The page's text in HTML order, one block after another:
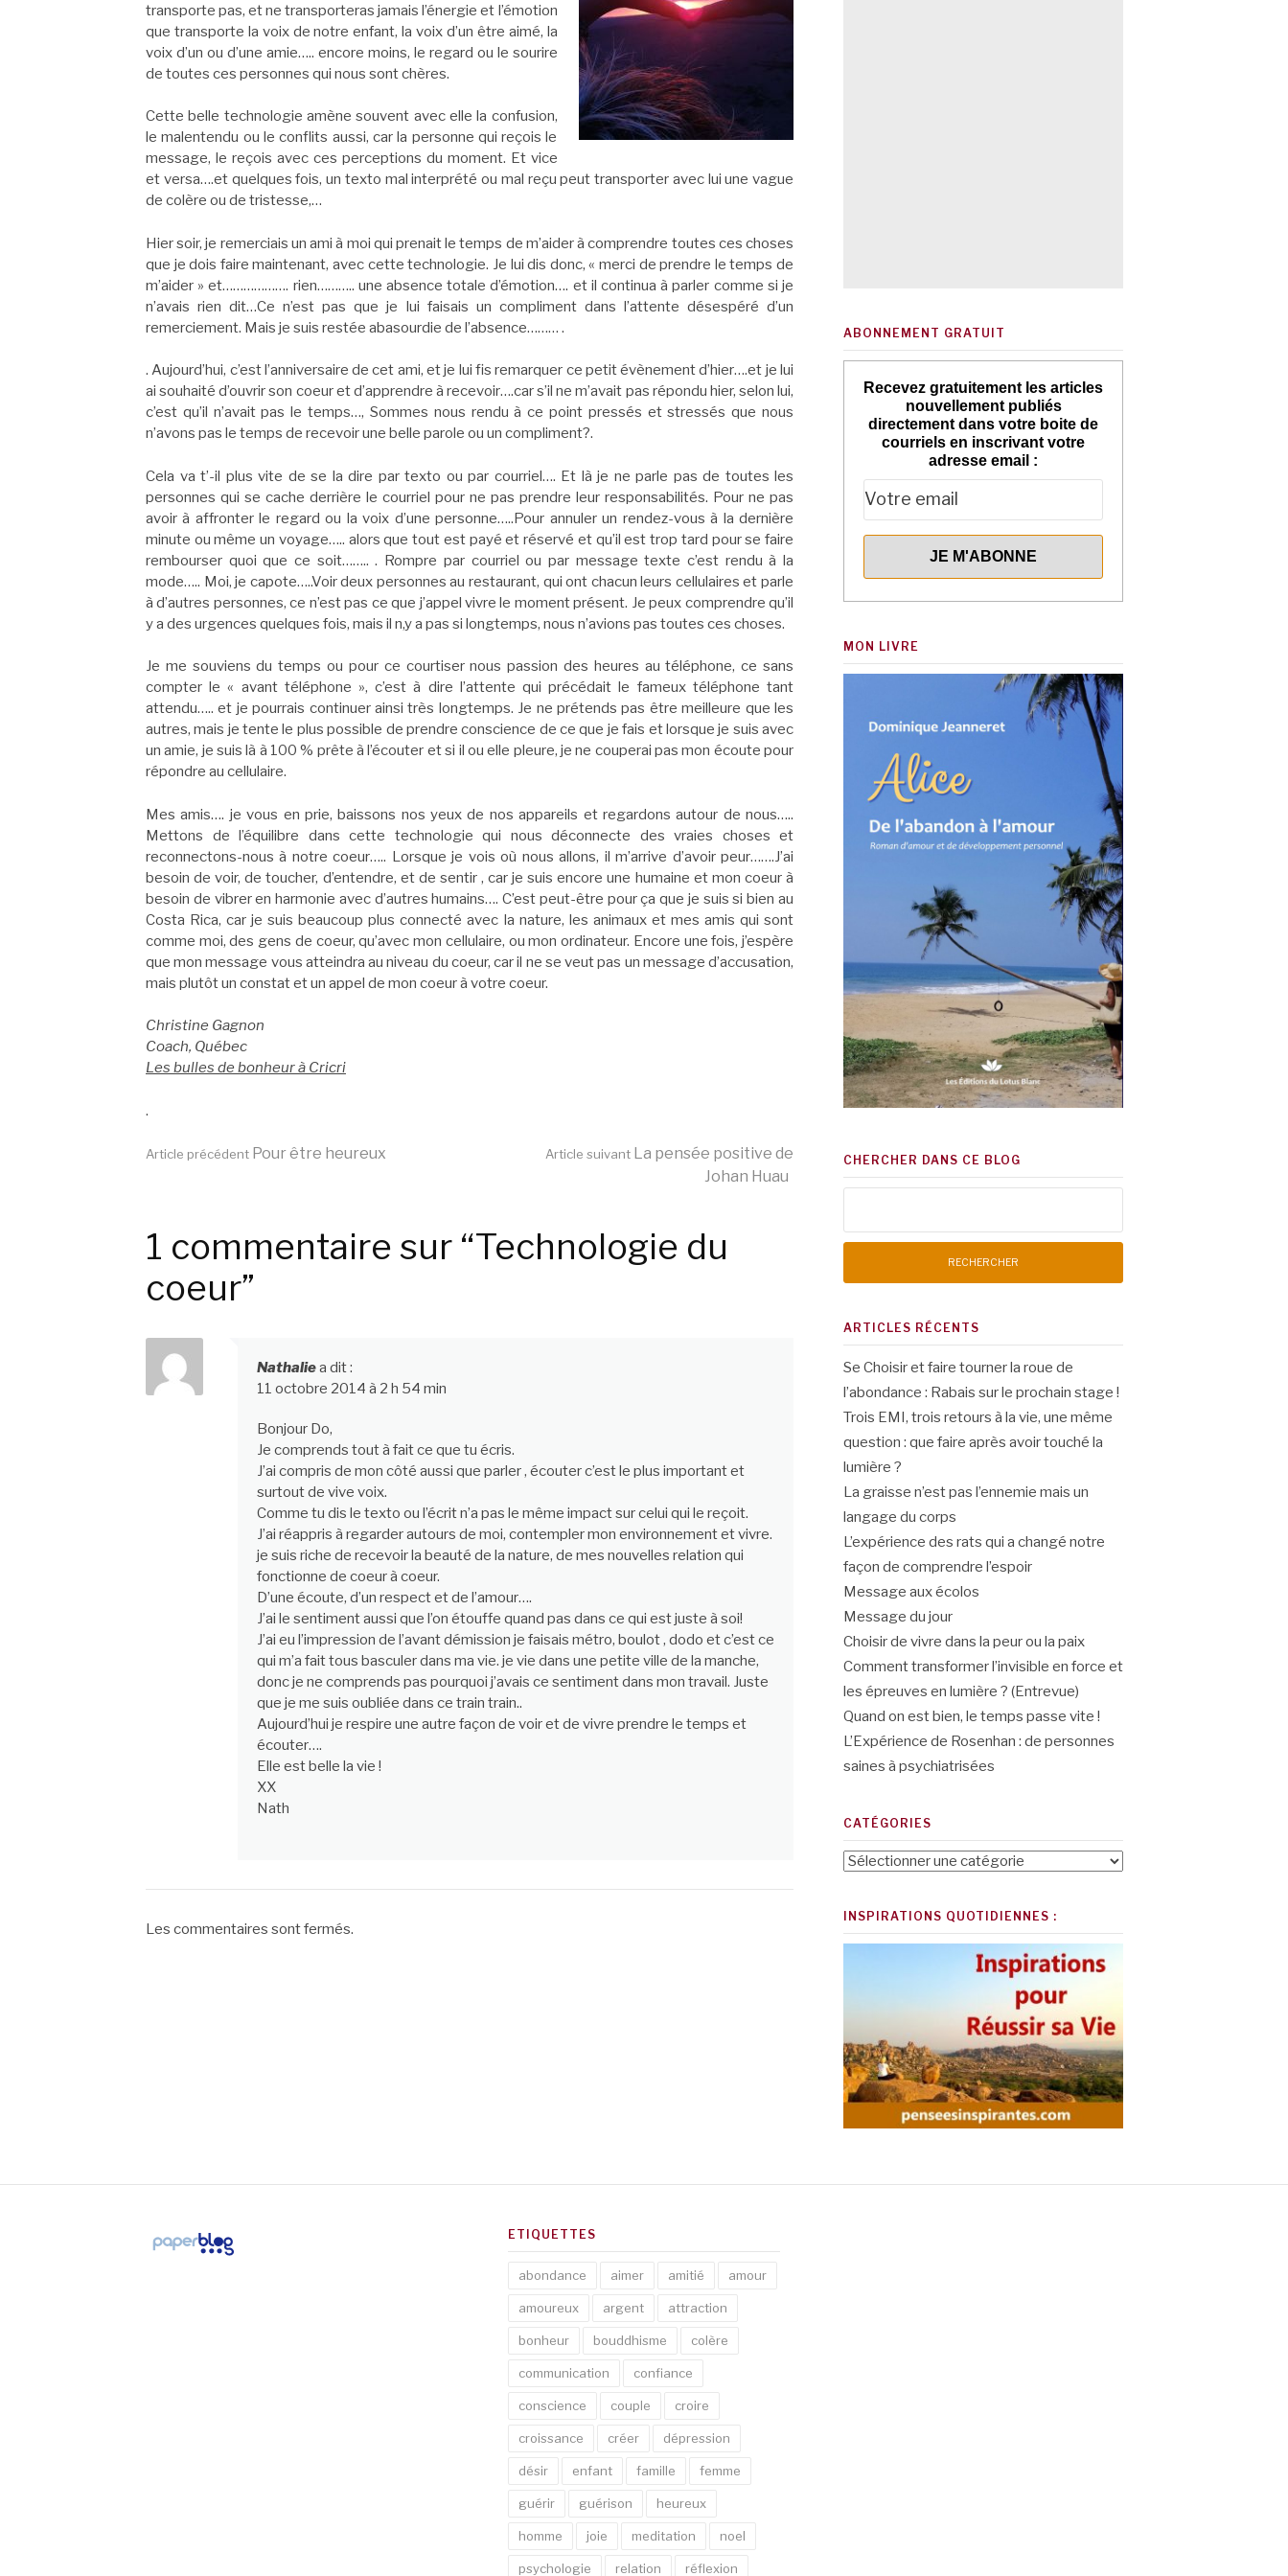
transporte pas, et ne transporteras jamais l’énergie et l’émotion
que transporte la voix de notre enfant, la voix d’un être aimé, la
voix d’un ou d’une amie….. encore moins, le regard ou le sourire
de toutes ces personnes qui nous sont chères.
Cette belle technologie amène souvent avec elle la confusion,
le malentendu ou le conflits aussi, car la personne qui reçois le
message, le reçois avec ces perceptions du moment. Et vice
et versa….et quelques fois, un texto mal interprété ou mal reçu peut transporter avec lui une vague
de colère ou de tristesse,…
Hier soir, je remerciais un ami à moi qui prenait le temps de m’aider à comprendre toutes ces choses
que je dois faire maintenant, avec cette technologie. Je lui dis donc, « merci de prendre le temps de
m’aider » et………………. rien……….. une absence totale d’émotion…. et il continua à parler comme si je
n’avais rien dit…Ce n’est pas que je lui faisais un compliment dans l’attente désespéré d’un
remerciement. Mais je suis restée abasourdie de l’absence……… .
. Aujourd’hui, c’est l’anniversaire de cet ami, et je lui fis remarquer ce petit évènement d’hier….et je lui
ai souhaité d’ouvrir son coeur et d’apprendre à recevoir….car s’il ne m’avait pas répondu hier, selon lui,
c’est qu’il n’avait pas le temps…, Sommes nous rendu à ce point pressés et stressés que nous
n’avons pas le temps de recevoir une belle parole ou un compliment?.
Cela va t’-il plus vite de se la dire par texto ou par courriel…. Et là je ne parle pas de toutes les
personnes qui se cache derrière le courriel pour ne pas prendre leur responsabilités. Pour ne pas
avoir à affronter le regard ou la voix d’une personne…..Pour annuler un rendez-vous à la dernière
minute ou même un voyage….. alors que tout est payé et réservé et qu’il est trop tard pour se faire
rembourser quoi que ce soit…….. . Rompre par courriel ou par message texte c’est rendu à la
mode….. Moi, je capote…..Voir deux personnes au restaurant, qui ont chacun leurs cellulaires et parle
à d’autres personnes, ce n’est pas ce que j’appel vivre le moment présent. Je peux comprendre qu’il
y a des urgences quelques fois, mais il n,y a pas si longtemps, nous n’avions pas toutes ces choses.
Je me souviens du temps ou pour ce courtiser nous passion des heures au téléphone, ce sans
compter le « avant téléphone », c’est à dire l’attente qui précédait le fameux téléphone tant
attendu….. et je pourrais continuer ainsi très longtemps. Je ne prétends pas être meilleure que les
autres, mais je tente le plus possible de prendre conscience de ce que je fais et lorsque je suis avec
un amie, je suis là à 100 % prête à l’écouter et si il ou elle pleure, je ne couperai pas mon écoute pour
répondre au cellulaire.
Mes amis…. je vous en prie, baissons nos yeux de nos appareils et regardons autour de nous…..
Mettons de l’équilibre dans cette technologie qui nous déconnecte des vraies choses et
reconnectons-nous à notre coeur….. Lorsque je vois où nous allons, il m’arrive d’avoir peur…….J’ai
besoin de voir, de toucher, d’entendre, et de sentir , car je suis encore une humaine et mon coeur à
besoin de vibrer en harmonie avec d’autres humains…. C’est peut-être pour ça que je suis si bien au
Costa Rica, car je suis beaucoup plus connecté avec la nature, les animaux et mes amis qui sont
comme moi, des gens de coeur, qu’avec mon cellulaire, ou mon ordinateur. Encore une fois, j’espère
que mon message vous atteindra au niveau du coeur, car il ne se veut pas un message d’accusation,
mais plutôt un constat et un appel de mon coeur à votre coeur.
Christine Gagnon
Coach, Québec
Les bulles de bonheur à Cricri
.
Lire
la
suite
Article précédent Pour être heureux Article suivant La pensée positive de
Johan Huau
1 commentaire sur “Technologie du
coeur”
Nathaliea dit :
11 octobre 2014 à 2 h 54 min
Bonjour Do,
Je comprends tout à fait ce que tu écris.
J’ai compris de mon côté aussi que parler , écouter c’est le plus important et
surtout de vive voix.
Comme tu dis le texto ou l’écrit n’a pas le même impact sur celui qui le reçoit.
J’ai réappris à regarder autours de moi, contempler mon environnement et vivre.
je suis riche de recevoir la beauté de la nature, de mes nouvelles relation qui
fonctionne de coeur à coeur.
D’une écoute, d’un respect et de l’amour….
J’ai le sentiment aussi que l’on étouffe quand pas dans ce qui est juste à soi!
J’ai eu l’impression de l’avant démission je faisais métro, boulot , dodo et c’est ce
qui m’a fait tous basculer dans ma vie. je vie dans une petite ville de la manche,
donc je ne comprends pas pourquoi j’avais ce sentiment dans mon travail. Juste
que je me suis oubliée dans ce train train..
Aujourd’hui je respire une autre façon de voir et de vivre prendre le temps et
écouter….
Elle est belle la vie !
XX
Nath
Les commentaires sont fermés.
ABONNEMENT GRATUIT
Recevez gratuitement les articles
nouvellement publiés
directement dans votre boite de
courriels en inscrivant votre
adresse email :
MON LIVRE
CHERCHER DANS CE BLOG
ARTICLES RÉCENTS
Se Choisir et faire tourner la roue de
l’abondance : Rabais sur le prochain stage !
Trois EMI, trois retours à la vie, une même
question : que faire après avoir touché la
lumière ?
La graisse n’est pas l’ennemie mais un
langage du corps
L’expérience des rats qui a changé notre
façon de comprendre l’espoir
Message aux écolos
Message du jour
Choisir de vivre dans la peur ou la paix
Comment transformer l’invisible en force et
les épreuves en lumière ? (Entrevue)
Quand on est bien, le temps passe vite !
L’Expérience de Rosenhan : de personnes
saines à psychiatrisées
CATÉGORIES
Catégories
INSPIRATIONS QUOTIDIENNES :
ETIQUETTES
abondance aimer amitié amour
amoureux argent attraction
bonheur bouddhisme colère
communication confiance
conscience couple croire
croissance créer dépression
désir enfant famille femme
guérir guérison heureux
homme joie meditation noel
psychologie relation réflexion